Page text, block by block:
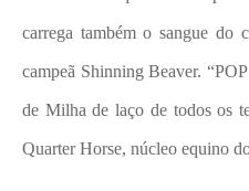
carrega também o sangue do
campeã Shinning Beaver.
de Milha de laço de todos os
Quarter Horse, núcleo equino